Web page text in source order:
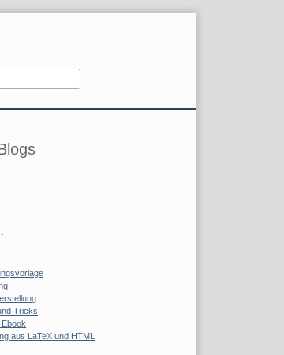
Tricks
aus LaTeX und HTML